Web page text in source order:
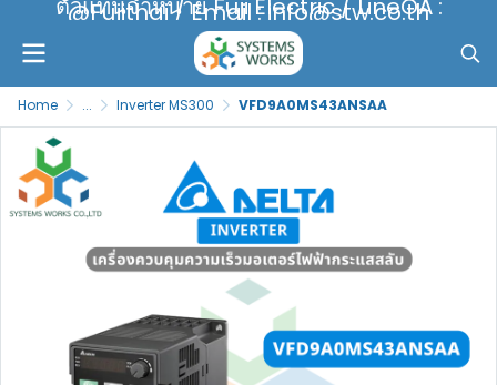
ตัวแทนจำหน่าย Fuji Electric / LineOA :
@Fujithai / Email : info@stw.co.th
Home ... Inverter MS300 VFD9A0MS43ANSAA